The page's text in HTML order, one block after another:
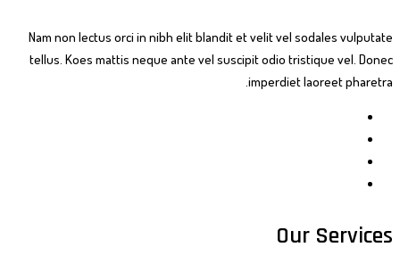
Nam non lectus orci in nibh elit blandit et velit vel sodales vulputate
tellus. Koes mattis neque ante vel suscipit odio tristique vel. Donec
imperdiet laoreet pharetra.
Our Services